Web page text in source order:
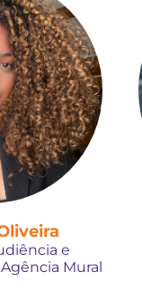
e
Mural